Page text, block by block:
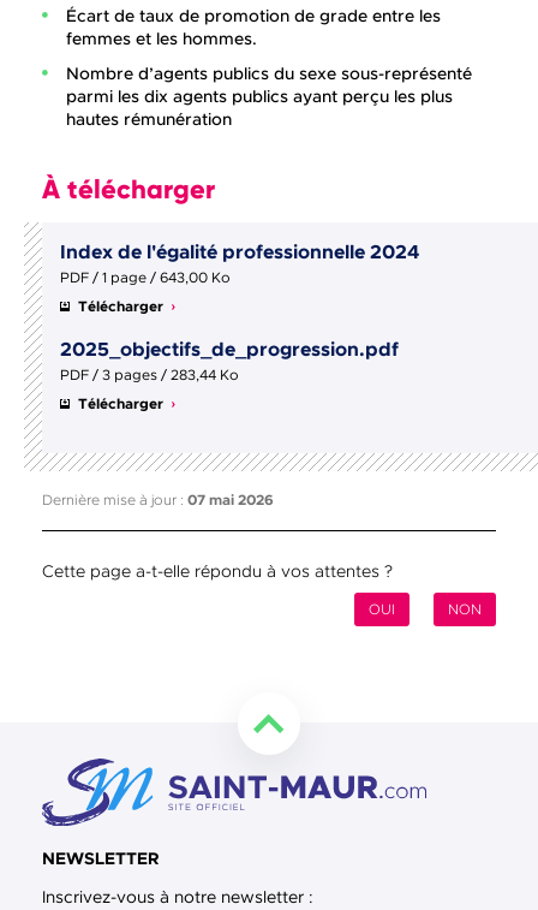
Écart de taux de promotion de grade entre les
femmes et les hommes.
Nombre d’agents publics du sexe sous-représenté
parmi les dix agents publics ayant perçu les plus
hautes rémunération
À télécharger
Index de l'égalité professionnelle 2024
PDF / 1 page / 643,00 Ko
Télécharger
2025_objectifs_de_progression.pdf
PDF / 3 pages / 283,44 Ko
Télécharger
Dernière mise à jour : 07 mai 2026
Cette page a-t-elle répondu à vos attentes ?
NON
OUI
NEWSLETTER
Inscrivez-vous à notre newsletter :